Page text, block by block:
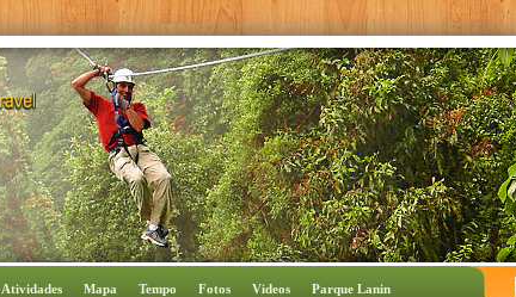
Atividades Mapa Tempo Fotos Videos Parque Lanin